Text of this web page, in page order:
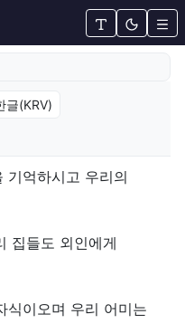
(개역한글
기억하시고 우리의
집들도 외인에게
식이오며 우리 어미는